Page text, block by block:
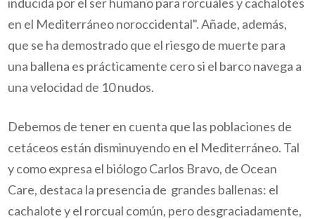
en el Mediterráneo noroccidental". Añade, además,
que se ha demostrado que el riesgo de muerte para
una ballena es prácticamente cero si el barco navega a
una velocidad de 10 nudos.
Debemos de tener en cuenta que las poblaciones de
cetáceos están disminuyendo en el Mediterráneo. Tal
y como expresa el biólogo Carlos Bravo, de Ocean
Care, destaca la presencia de grandes ballenas: el
cachalote y el rorcual común, pero desgraciadamente,